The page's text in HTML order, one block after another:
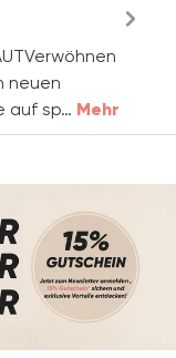
neuen
auf sp… Mehr